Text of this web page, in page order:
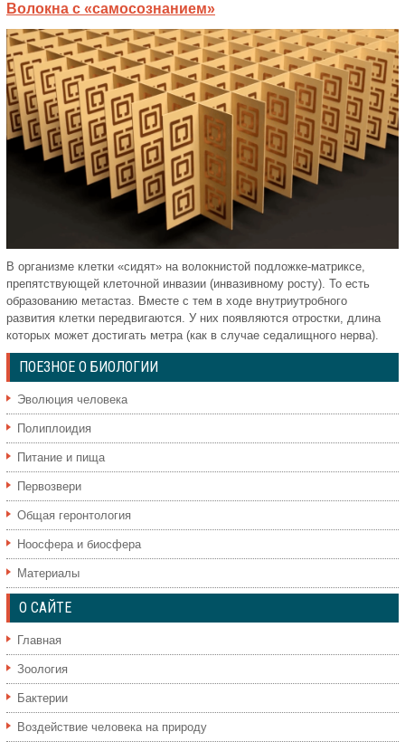
Волокна с «самосознанием»
В организме клетки «сидят» на волокнистой подложке-матриксе,
препятствующей клеточной инвазии (инвазивному росту). То есть
образованию метастаз. Вместе с тем в ходе внутриутробного
развития клетки передвигаются. У них появляются отростки, длина
которых может достигать метра (как в случае седалищного нерва).
ПОЕЗНОЕ О БИОЛОГИИ
Эволюция человека
Полиплоидия
Питание и пища
Первозвери
Общая геронтология
Ноосфера и биосфера
Материалы
О САЙТЕ
Главная
Зоология
Бактерии
Воздействие человека на природу